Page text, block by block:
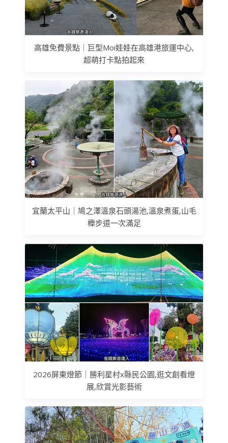
高雄免費景點｜巨型Moi娃娃在高雄港旅運中心,
超萌打卡點拍起來
宜蘭太平山｜鳩之澤溫泉石頭湯池,溫泉煮蛋,山毛
櫸步道一次滿足
2026屏東燈節｜勝利星村x縣民公園,逛文創看燈
展,欣賞光影藝術